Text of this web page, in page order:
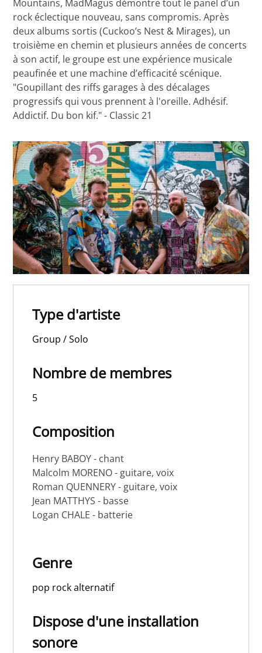
Mountains, MadMagus démontre tout le panel d’un
rock éclectique nouveau, sans compromis. Après
deux albums sortis (Cuckoo’s Nest & Mirages), un
troisième en chemin et plusieurs années de concerts
à son actif, le groupe est une expérience musicale
peaufinée et une machine d’efficacité scénique.
"Goupillant des riffs garages à des décalages
progressifs qui vous prennent à l'oreille. Adhésif.
Addictif. Du bon kif." - Classic 21
Type d'artiste
Group / Solo
Nombre de membres
5
Composition
Henry BABOY - chant
Malcolm MORENO - guitare, voix
Roman QUENNERY - guitare, voix
Jean MATTHYS - basse
Logan CHALE - batterie
Genre
pop rock alternatif
Dispose d'une installation
sonore